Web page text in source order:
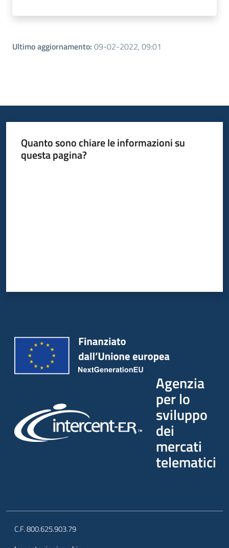
Ultimo aggiornamento: 09-02-2022, 09:01
Quanto sono chiare le informazioni su
questa pagina?
Agenzia
per lo
sviluppo
dei
mercati
telematici
C.F. 800.625.903.79